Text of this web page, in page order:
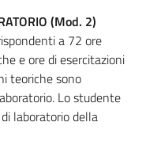
(Mod. 2)
a 72 ore
e ore di esercitazioni
teoriche sono
Lo studente
laboratorio della